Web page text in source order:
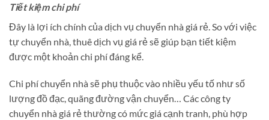
Tiết kiệm chi phí
Đây là lợi ích chính của dịch vụ chuyển nhà giá rẻ. So với việc
tự chuyển nhà, thuê dịch vụ giá rẻ sẽ giúp bạn tiết kiệm
được một khoản chi phí đáng kể.
Chi phí chuyển nhà sẽ phụ thuộc vào nhiều yếu tố như số
lượng đồ đạc, quãng đường vận chuyển… Các công ty
chuyển nhà giá rẻ thường có mức giá cạnh tranh, phù hợp